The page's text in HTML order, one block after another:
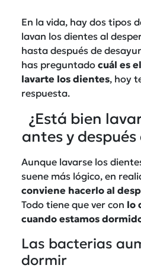
En la vida, hay dos tipos
lavan los dientes al
hasta después de
has preguntado cuál es
lavarte los dientes, hoy
respuesta.
¿Está bien
antes y
Aunque lavarse los
suene más lógico, en
conviene hacerlo al
Todo tiene que ver con lo
cuando estamos
Las bacterias
dormir